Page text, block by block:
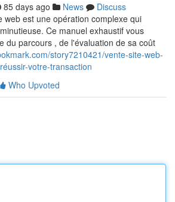
85 days ago News
Discuss
web est une opération complexe qui
Ce manuel exhaustif vous
du parcours , de l'évaluation de sa coût
story7210421/vente-site-web-
votre-transaction
Who Upvoted